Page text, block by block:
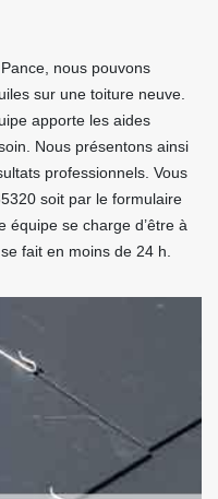
nous pouvons
sur une toiture neuve.
apporte les aides
Nous présentons ainsi
professionnels. Vous
soit par le formulaire
équipe se charge d’être à
fait en moins de 24 h.